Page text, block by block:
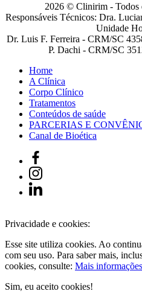
2026 © Clinirim - Todos
Responsáveis Técnicos: Dra.
Unidade
Dr. Luis F. Ferreira - CRM/SC
P. Dachi - CRM/SC
Home
A Clínica
Corpo Clínico
Tratamentos
Conteúdos de saúde
PARCERIAS E
Canal de Bioética
Privacidade e cookies:
Esse site utiliza cookies. Ao
com seu uso. Para saber mais,
cookies, consulte: Mais informações
Sim, eu aceito cookies!